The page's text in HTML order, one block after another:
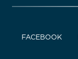
FACEBOOK